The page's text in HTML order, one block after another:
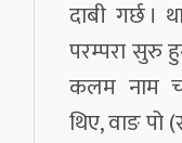
दाबी गर्छ ।
परम्परा सुरु
कलम नाम
थिए, वाङ पो